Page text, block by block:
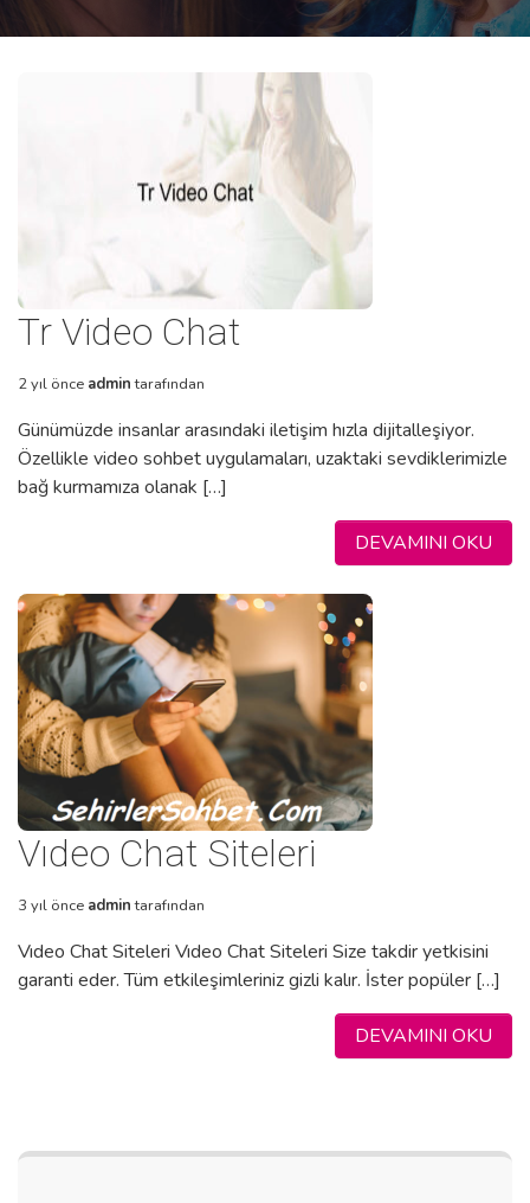
Tr Video Chat
2 yıl önce admintarafından
Günümüzde insanlar arasındaki iletişim hızla dijitalleşiyor.
Özellikle video sohbet uygulamaları, uzaktaki sevdiklerimizle
bağ kurmamıza olanak […]
DEVAMINI OKU
Vıdeo Chat Siteleri
3 yıl önce admintarafından
Vıdeo Chat Siteleri Vıdeo Chat Siteleri Size takdir yetkisini
garanti eder. Tüm etkileşimleriniz gizli kalır. İster popüler […]
DEVAMINI OKU